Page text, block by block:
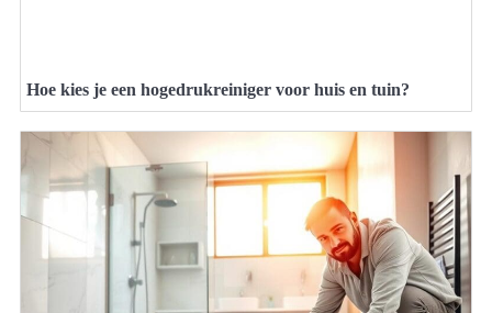
Hoe kies je een hogedrukreiniger voor huis en tuin?